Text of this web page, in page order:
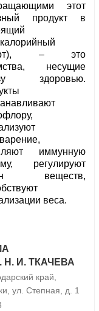
этот
продукт в
– это
несущие
здоровью.
иммунную
регулируют
веществ,
веса.
И. ТКАЧЕВА
край,
ул. Степная, д. 1